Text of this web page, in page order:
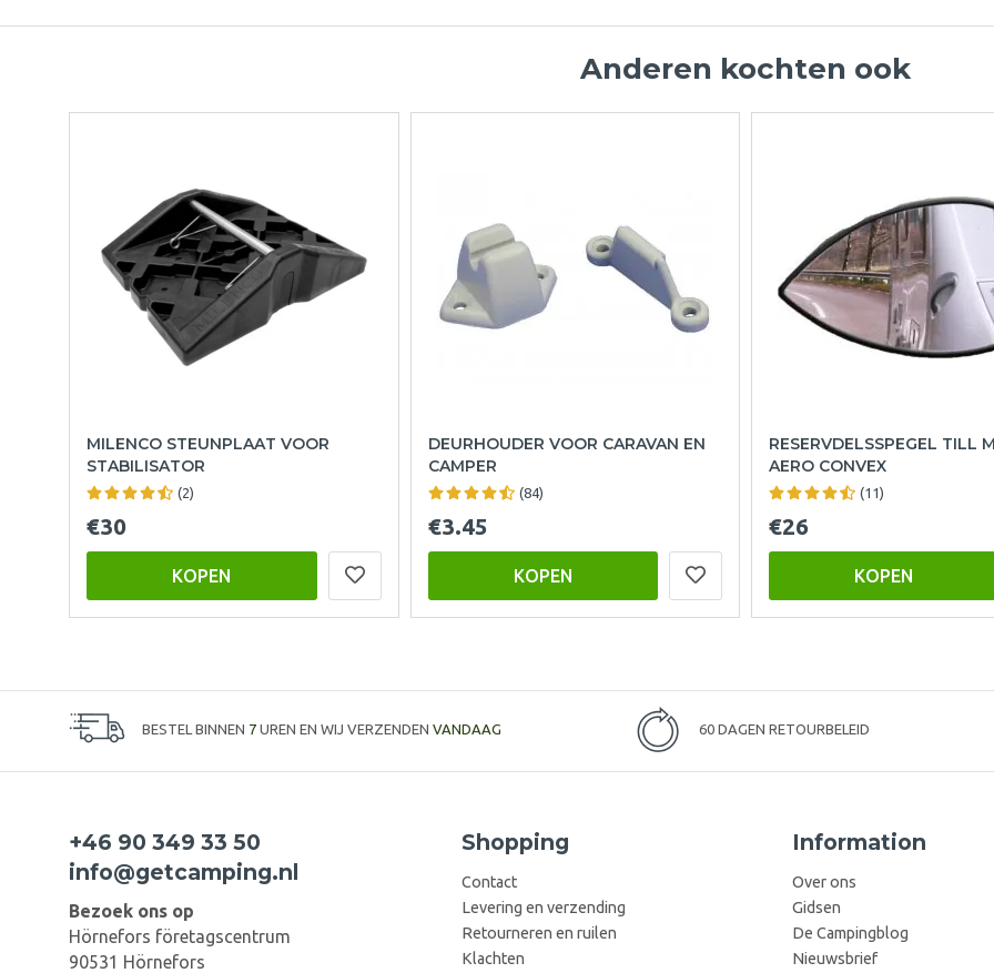
Anderen kochten ook
MILENCO STEUNPLAAT VOOR
STABILISATOR
(2)
€30
KOPEN
DEURHOUDER VOOR CARAVAN EN
CAMPER
(84)
€3.45
KOPEN
RESERVDELSSPEGEL TILL
AERO CONVEX
(11)
€26
KOPEN
BESTEL BINNEN 7 UREN EN WIJ VERZENDEN VANDAAG 60 DAGEN RETOURBELEID
+46 90 349 33 50
info@getcamping.nl
Bezoek ons op
Hörnefors företagscentrum
90531 Hörnefors
Shopping
Contact
Levering en verzending
Retourneren en ruilen
Klachten
Information
Over ons
Gidsen
De Campingblog
Nieuwsbrief